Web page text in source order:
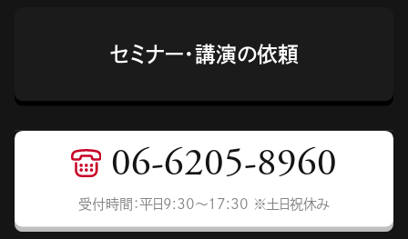
セミナー・講演の依頼
06-6205-8960
受付時間：平日9:30〜17:30 ※土日祝休み